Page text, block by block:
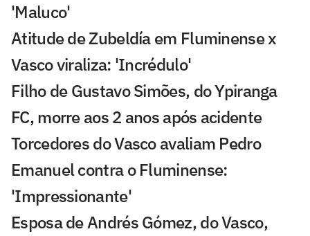
'Maluco'
Atitude de Zubeldía em Fluminense x
Vasco viraliza: 'Incrédulo'
Filho de Gustavo Simões, do Ypiranga
FC, morre aos 2 anos após acidente
Torcedores do Vasco avaliam Pedro
Emanuel contra o Fluminense:
'Impressionante'
Esposa de Andrés Gómez, do Vasco,